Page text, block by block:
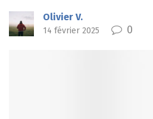
Olivier V.
14 février 2025 0